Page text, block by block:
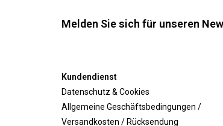
Melden Sie sich für unseren
Kundendienst
Datenschutz & Cookies
Allgemeine Geschäftsbedingungen /
Versandkosten / Rücksendung